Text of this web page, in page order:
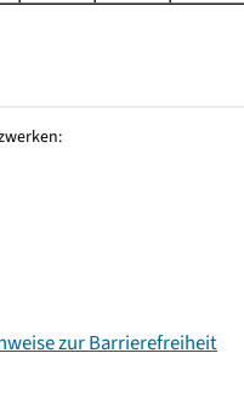
zur Barrierefreiheit